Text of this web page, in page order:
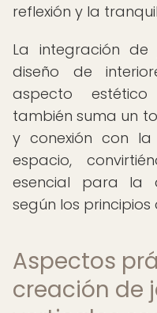
reflexión y la
La integración de
diseño de
aspecto
también suma un
y conexión con
espacio,
esencial para la
según los principios
Aspectos
creación de